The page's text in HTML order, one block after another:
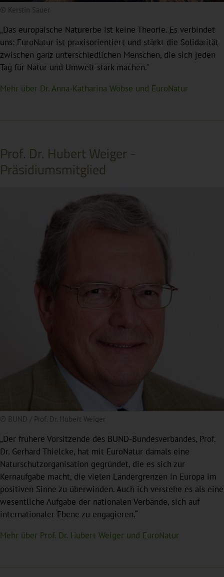
© Kerstin Sauer
„Das europäische Naturerbe ist keine Theorie. Es verbindet
uns: EuroNatur ist praxisorientiert und stärkt die Solidarität
zwischen ganz unterschiedlichen Menschen, die sich jeden
Tag für Natur und Umwelt stark machen."
Mehr über Dr. Anna-Katharina Wöbse und EuroNatur
Prof. Dr. Hubert Weiger -
Präsidiumsmitglied
© BUND / Prof. Dr. Hubert Weiger
„Der frühere Vorsitzende des BUND-Bundesverbandes, Prof.
Dr. Gerhard Thielcke, hat mit EuroNatur damals eine
Naturschutzorganisation gegründet, die es sich zur
Kernaufgabe macht, die vielen Ländergrenzen in Europa im
positiven Sinne zu überwinden. Auch ich verstehe es als eine
wesentliche Aufgabe der nationalen Verbände, sich auf
internationaler Ebene zu engagieren.“
Mehr über Prof. Dr. Hubert Weiger und EuroNatur